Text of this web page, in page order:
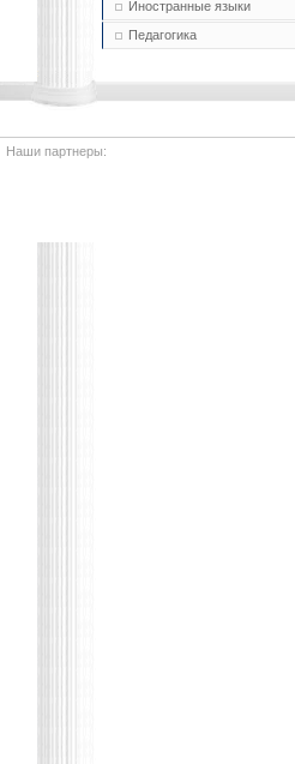
Иностранные языки
Педагогика
Наши партнеры: